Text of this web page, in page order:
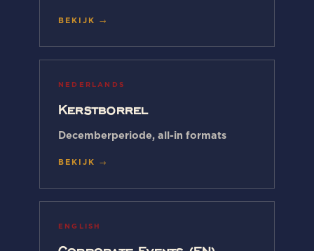
BEKIJK →
NEDERLANDS
Kerstborrel
Decemberperiode, all-in formats
BEKIJK →
ENGLISH